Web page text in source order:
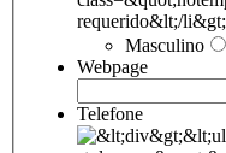
Masculino
Webpage
Telefone